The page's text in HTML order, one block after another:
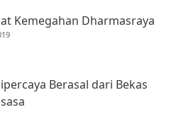
Kemegahan Dharmasraya
Berasal dari Bekas